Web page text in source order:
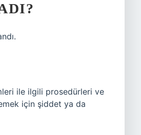
ile ilgili prosedürleri ve
için şiddet ya da